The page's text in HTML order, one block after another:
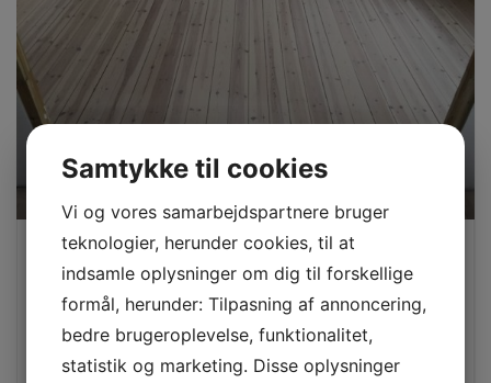
Hvid mat lak
Afslibning af 30 m2
Behandling med 3x hvid mat lak
Inkl. 2 dørtrin
Bortskaffelse af affald
Samtykke til cookies
Vi og vores samarbejdspartnere bruger
teknologier, herunder cookies, til at
indsamle oplysninger om dig til forskellige
formål, herunder: Tilpasning af annoncering,
bedre brugeroplevelse, funktionalitet,
statistik og marketing. Disse oplysninger